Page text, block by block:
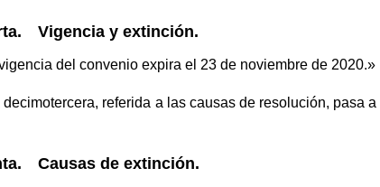
Vigencia y extinción.
del convenio expira el 23 de noviembre de 2020.»
referida a las causas de resolución, pasa
Causas de extinción.